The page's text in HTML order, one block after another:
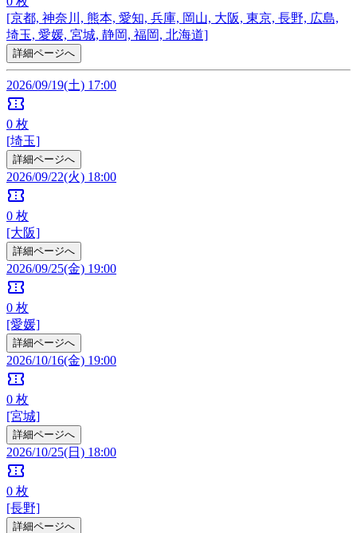
[京都, 神奈川, 熊本, 愛知, 兵庫, 岡山, 大阪, 東京, 長野, 広島,
埼玉, 愛媛, 宮城, 静岡, 福岡, 北海道]
詳細ページへ
2026/09/19(土) 17:00
confirmation_number
0 枚
[埼玉]
詳細ページへ
2026/09/22(火) 18:00
confirmation_number
0 枚
[大阪]
詳細ページへ
2026/09/25(金) 19:00
confirmation_number
0 枚
[愛媛]
詳細ページへ
2026/10/16(金) 19:00
confirmation_number
0 枚
[宮城]
詳細ページへ
2026/10/25(日) 18:00
confirmation_number
0 枚
[長野]
詳細ページへ